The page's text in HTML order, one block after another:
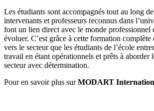
Les étudiants sont accompagnés tout au long
intervenants et professeurs reconnus dans
font un lien direct avec le monde professionnel
évoluer. C’est grâce à cette formation
vers le secteur que les étudiants de l’école
travail en étant opérationnels et prêts à aborder
secteur avec détermination.
Pour en savoir plus surMODART